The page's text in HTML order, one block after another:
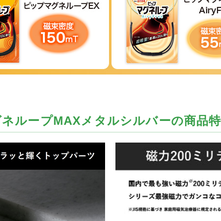
ループMAXメタルシルバーの商品